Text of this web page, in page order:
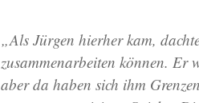
„Als Jürgen hierher kam,
zusammenarbeiten können. Er
aber da haben sich ihm